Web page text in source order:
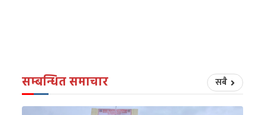
सम्बन्धित समाचार सबै